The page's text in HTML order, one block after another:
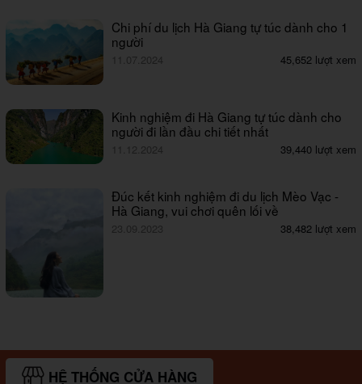
Chi phí du lịch Hà Giang tự túc dành cho 1
người
11.07.2024 45,652 lượt xem
Kinh nghiệm đi Hà Giang tự túc dành cho
người đi lần đầu chi tiết nhất
11.12.2024 39,440 lượt xem
Đúc kết kinh nghiệm đi du lịch Mèo Vạc -
Hà Giang, vui chơi quên lối về
23.09.2023 38,482 lượt xem
HỆ THỐNG CỬA HÀNG